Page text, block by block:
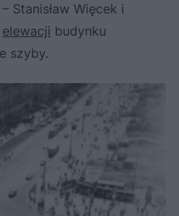
– Stanisław Więcek i
elewacji budynku
szyby.